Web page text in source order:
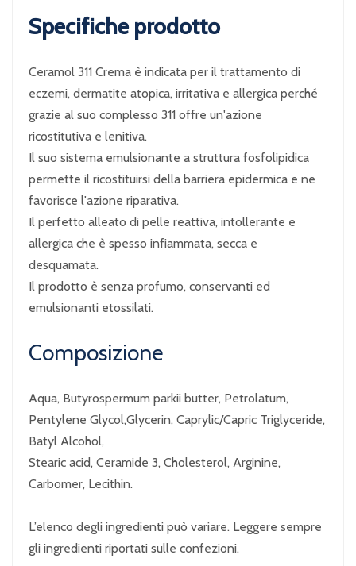
Specifiche prodotto
Ceramol 311 Crema è indicata per il trattamento di
eczemi, dermatite atopica, irritativa e allergica perché
grazie al suo complesso 311 offre un'azione
ricostitutiva e lenitiva.
Il suo sistema emulsionante a struttura fosfolipidica
permette il ricostituirsi della barriera epidermica e ne
favorisce l'azione riparativa.
Il perfetto alleato di pelle reattiva, intollerante e
allergica che è spesso infiammata, secca e
desquamata.
Il prodotto è senza profumo, conservanti ed
emulsionanti etossilati.
Composizione
Aqua, Butyrospermum parkii butter, Petrolatum,
Pentylene Glycol,Glycerin, Caprylic/Capric Triglyceride,
Batyl Alcohol,
Stearic acid, Ceramide 3, Cholesterol, Arginine,
Carbomer, Lecithin.
L’elenco degli ingredienti può variare. Leggere sempre
gli ingredienti riportati sulle confezioni.